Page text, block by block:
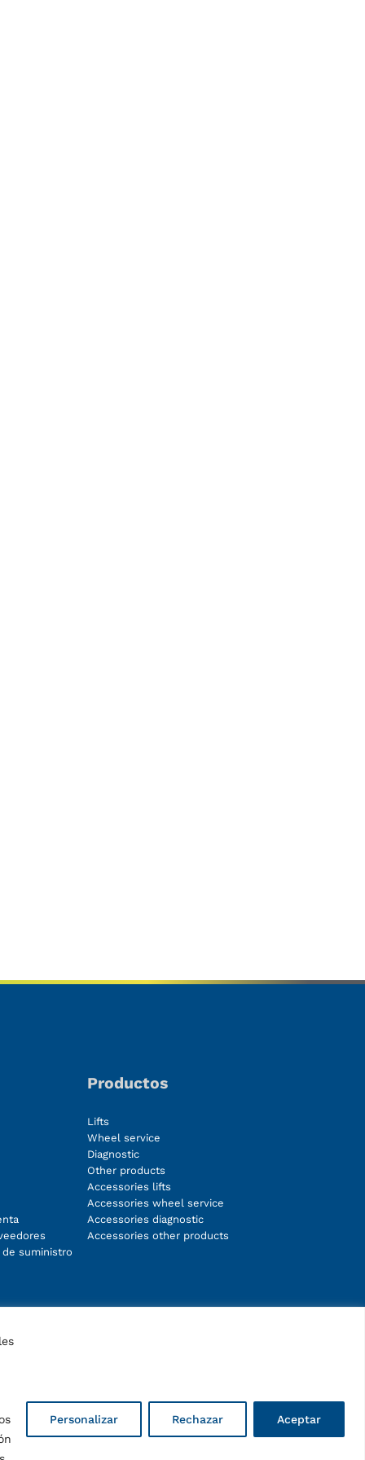
Personalizar Rechazar Aceptar
de suministro
Productos
Lifts
Wheel service
Diagnostic
Other products
Accessories lifts
Accessories wheel service
Accessories diagnostic
Accessories other products